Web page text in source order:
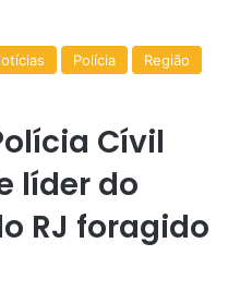
Polícia
Região
Cívil
líder do
RJ foragido